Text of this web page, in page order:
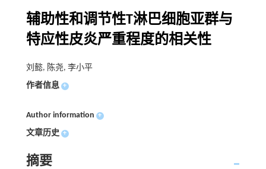
辅助性和调节性T淋巴细胞亚群与
特应性皮炎严重程度的相关性
刘懿, 陈尧, 李小平
作者信息 +
Author information +
文章历史 +
摘要